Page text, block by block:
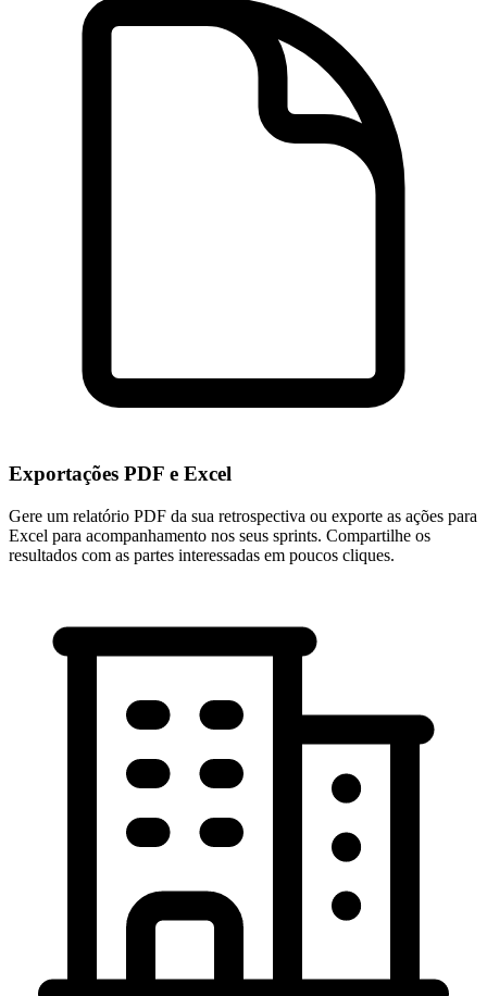
Exportações PDF e Excel
Gere um relatório PDF da sua retrospectiva ou exporte as ações para
Excel para acompanhamento nos seus sprints. Compartilhe os
resultados com as partes interessadas em poucos cliques.